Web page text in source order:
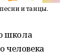
и танцы.
школа
человека